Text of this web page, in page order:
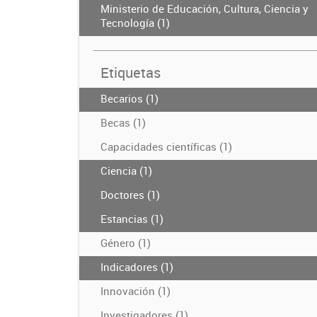
Ministerio de Educación, Cultura, Ciencia y
Tecnología (1)
Etiquetas
Becarios (1)
Becas (1)
Capacidades científicas (1)
Ciencia (1)
Doctores (1)
Estancias (1)
Género (1)
Indicadores (1)
Innovación (1)